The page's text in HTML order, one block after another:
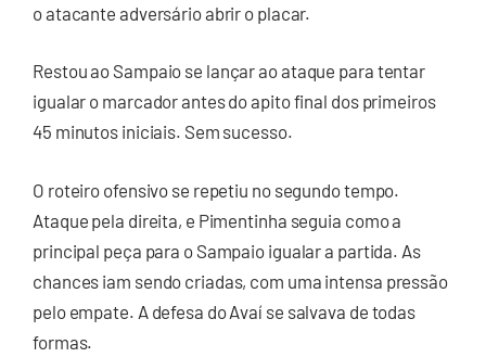
o atacante adversário abrir o placar.
Restou ao Sampaio se lançar ao ataque para tentar
igualar o marcador antes do apito final dos primeiros
45 minutos iniciais. Sem sucesso.
O roteiro ofensivo se repetiu no segundo tempo.
Ataque pela direita, e Pimentinha seguia como a
principal peça para o Sampaio igualar a partida. As
chances iam sendo criadas, com uma intensa pressão
pelo empate. A defesa do Avaí se salvava de todas
formas.